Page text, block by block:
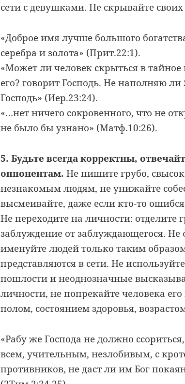
сети с девушками. Не скрывайте
«Доброе имя лучше большого
серебра и золота» (Прит.22:1).
«Может ли человек скрыться в тайное
его? говорит Господь. Не наполняю
Господь» (Иер.23:24).
«…нет ничего сокровенного, что не
не было бы узнано» (Матф.10:26).
5. Будьте всегда корректны,
оппонентам. Не пишите грубо,
незнакомым людям, не унижайте
высмеивайте, даже если кто-то
Не переходите на личности: отделите
заблуждение от заблуждающегося.
именуйте людей только таким
представляются в сети. Не
пошлости и неоднозначные
личности, не попрекайте человека
полом, состоянием здоровья,
«Рабу же Господа не должно
всем, учительным, незлобивым, с
противников, не даст ли им Бог